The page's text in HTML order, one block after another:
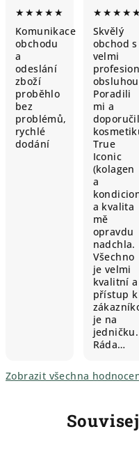
★★★★★
Komunikace
obchodu
a
odeslání
zboží
proběhlo
bez
problémů,
rychlé
dodání
Skvělý
obchod s
velmi
Poradili
mi a
True
Iconic
(kolagen
a
a kvalita
mě
opravdu
nadchla.
Všechno
je velmi
kvalitní a
přístup k
je na
jedničku.
Ráda…
Zobrazit všechna